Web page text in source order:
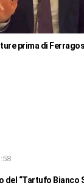
prima di
del “Tartufo Bianco